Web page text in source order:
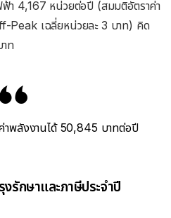
า 4,167 หน่วยต่อปี (สมมติอัตราค่า
Peak เฉลี่ยหน่วยละ 3 บาท) คิด
ท
าพลังงานได้ 50,845 บาทต่อปี
รักษาและภาษีประจำปี